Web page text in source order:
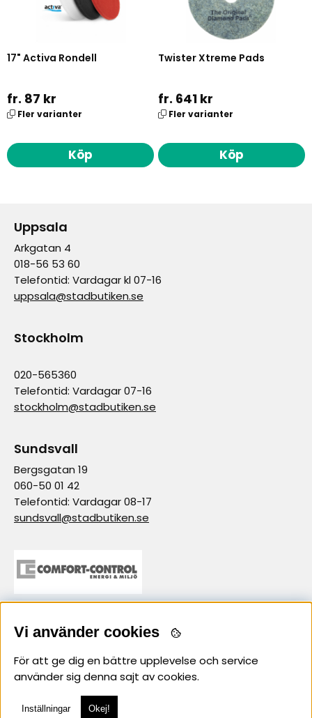
17" Activa Rondell
fr. 87 kr
Fler varianter
Köp
Twister Xtreme Pads
fr. 641 kr
Fler varianter
Köp
Uppsala
Arkgatan 4
018-56 53 60
Telefontid: Vardagar kl 07-16
uppsala@stadbutiken.se
Stockholm
020-565360
Telefontid: Vardagar 07-16
stockholm@stadbutiken.se
Sundsvall
Bergsgatan 19
060-50 01 42
Telefontid: Vardagar 08-17
sundsvall@stadbutiken.se
samarbetspartner
Vi använder cookies
För att ge dig en bättre upplevelse och service
använder sig denna sajt av cookies.
Inställningar Okej!